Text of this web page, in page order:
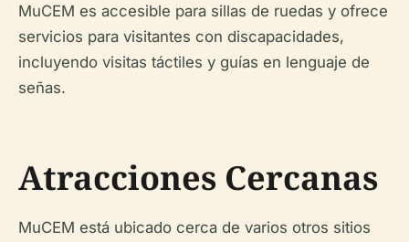
MuCEM es accesible para sillas de ruedas y ofrece
servicios para visitantes con discapacidades,
incluyendo visitas táctiles y guías en lenguaje de
señas.
Atracciones Cercanas
MuCEM está ubicado cerca de varios otros sitios